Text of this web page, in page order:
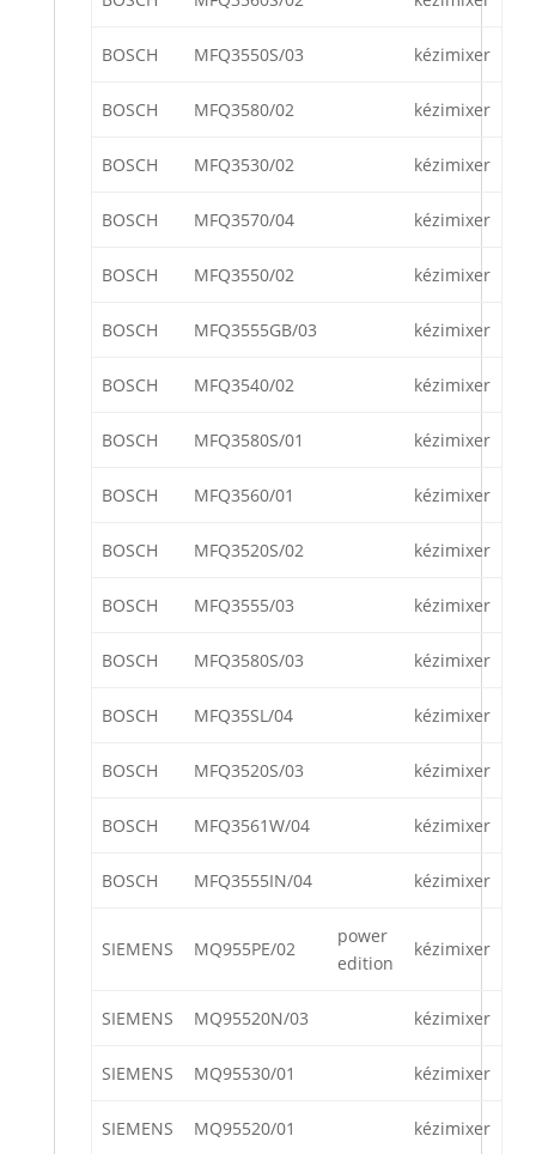
BOSCH MFQ3550S/03 kézimixer
BOSCH MFQ3580/02 kézimixer
BOSCH MFQ3530/02 kézimixer
BOSCH MFQ3570/04 kézimixer
BOSCH MFQ3550/02 kézimixer
BOSCH MFQ3555GB/03 kézimixer
BOSCH MFQ3540/02 kézimixer
BOSCH MFQ3580S/01 kézimixer
BOSCH MFQ3560/01 kézimixer
BOSCH MFQ3520S/02 kézimixer
BOSCH MFQ3555/03 kézimixer
BOSCH MFQ3580S/03 kézimixer
BOSCH MFQ35SL/04 kézimixer
BOSCH MFQ3520S/03 kézimixer
BOSCH MFQ3561W/04 kézimixer
BOSCH MFQ3555IN/04 kézimixer
SIEMENS MQ955PE/02
power
edition
kézimixer
SIEMENS MQ95520N/03 kézimixer
SIEMENS MQ95530/01 kézimixer
SIEMENS MQ95520/01 kézimixer